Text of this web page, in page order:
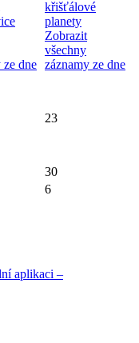
ze dne
křišťálové
planety
Zobrazit
všechny
záznamy ze dne
23
30
6
aplikaci –